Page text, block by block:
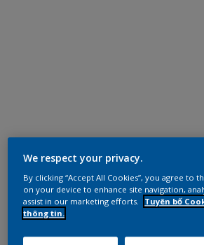
We respect your privacy.
By clicking “Accept All Cookies”, you agree to
on your device to enhance site navigation,
assist in our marketing efforts.
Tuyên bố
thông tin.